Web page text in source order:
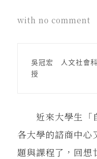
關鍵詞
with no comment
吳冠宏　人文社會
授
近來大學生「自
各大學的諮商中心
題與課程了，回想